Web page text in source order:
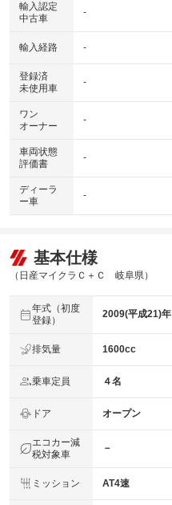
輸入認定
中古車
-
輸入経路 -
登録済
未使用車
-
ワン
オーナー
-
車両状態
評価書
-
ディーラ
ー車
-
基本仕様
（日産マイクラＣ＋Ｃ 岐阜県）
年式（初度
登録）
2009(平成21)年
排気量 1600cc
乗車定員 ４名
ドア オープン
エコカー減
税対象車
－
ミッション AT4速